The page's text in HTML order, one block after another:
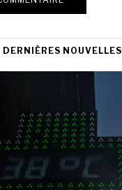
DERNIÈRES NOUVELLES